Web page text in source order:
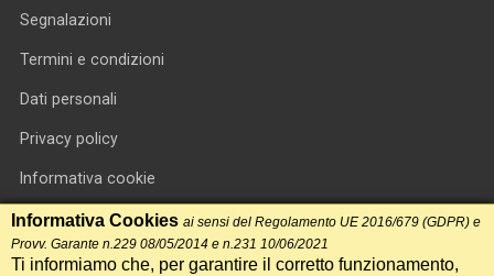
Segnalazioni
Termini e condizioni
Dati personali
Privacy policy
Informativa cookie
RSS feed
RSS Top News
Informativa Cookies ai sensi del Regolamento UE 2016/679 (GDPR) e
Provv. Garante n.229 08/05/2014 e n.231 10/06/2021
Ti informiamo che, per garantire il corretto funzionamento,